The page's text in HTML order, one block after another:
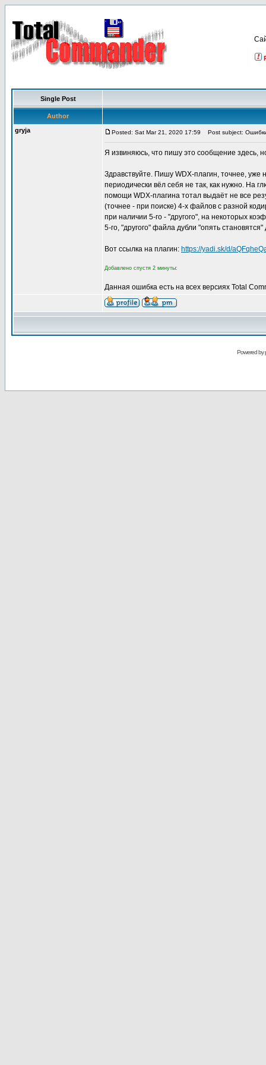
Single Post
Author
gryja
Posted: Sat Mar 21, 2020 17:59 Post subject:
Я извиняюсь, что пишу это сообщение здесь,
Здравствуйте. Пишу WDX-плагин, точнее, уже
периодически вёл себя не так, как нужно. На
помощи WDX-плагина тотал выдаёт не все
(точнее - при поиске) 4-х файлов с разной
при наличии 5-го - "другого", на некоторых
5-го, "другого" файла дубли "опять становятся"
Вот ссылка на плагин: https://yadi.sk/d/
Добавлено спустя 2 минуты:
Данная ошибка есть на всех версиях Total
Powered by